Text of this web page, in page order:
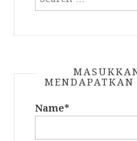
for:
Name*